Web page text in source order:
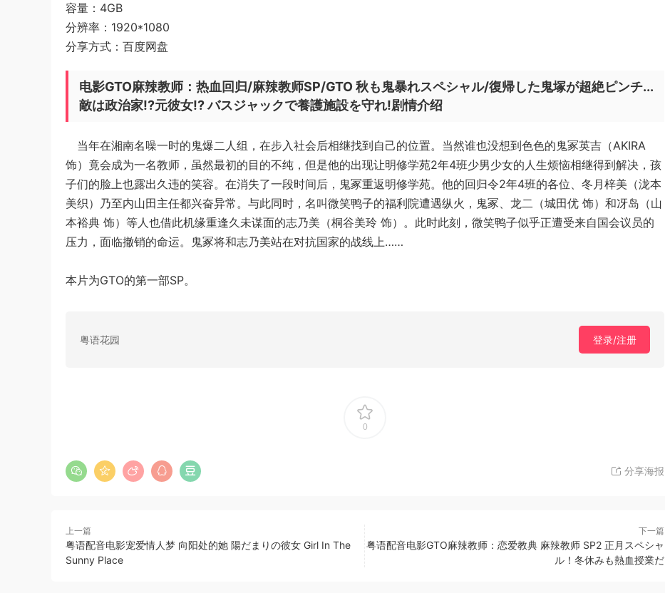
容量：4GB
分辨率：1920*1080
分享方式：百度网盘
电影GTO麻辣教师：热血回归/麻辣教师SP/GTO 秋も鬼暴れスペシャル/復帰した鬼塚が超絶ピンチ...
敵は政治家!?元彼女!? バスジャックで養護施設を守れ!剧情介绍
当年在湘南名噪一时的鬼爆二人组，在步入社会后相继找到自己的位置。当然谁也没想到色色的鬼冢英吉（AKIRA
饰）竟会成为一名教师，虽然最初的目的不纯，但是他的出现让明修学苑2年4班少男少女的人生烦恼相继得到解决，孩
子们的脸上也露出久违的笑容。在消失了一段时间后，鬼冢重返明修学苑。他的回归令2年4班的各位、冬月梓美（泷本
美织）乃至内山田主任都兴奋异常。与此同时，名叫微笑鸭子的福利院遭遇纵火，鬼冢、龙二（城田优 饰）和冴岛（山
本裕典 饰）等人也借此机缘重逢久未谋面的志乃美（桐谷美玲 饰）。此时此刻，微笑鸭子似乎正遭受来自国会议员的
压力，面临撤销的命运。鬼冢将和志乃美站在对抗国家的战线上……
本片为GTO的第一部SP。
粤语花园 登录/注册
0
分享海报
上一篇
粤语配音电影宠爱情人梦 向阳处的她 陽だまりの彼女 Girl In The
Sunny Place
下一篇
粤语配音电影GTO麻辣教师：恋爱教典 麻辣教师 SP2 正月スペシャ
ル！冬休みも熱血授業だ